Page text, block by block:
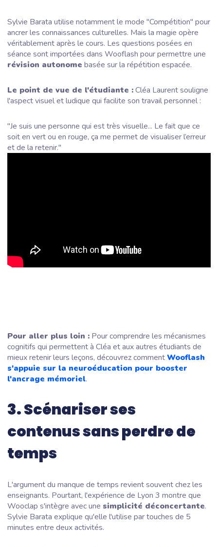
Sylvie Barata utilise notamment le mode "Compétition" pour
ancrer les connaissances culturelles. Mais la magie opère
véritablement après le cours. Les questions posées en
séance sont importées dans Wooflash pour permettre une
révision autonome basée sur la répétition espacée.
Le point de vue de l'étudiante :Cléa Laurent souligne
l'aspect visuel et ludique qui facilite son travail personnel :
"Je suis une personne qui est très visuelle... Le fait que ce
soit en vert ou en rouge, ça me permet de visualiser l’erreur
et de la retenir."
Pour aller plus loin : Pour comprendre les mécanismes
cognitifs qui permettent à Cléa et aux autres étudiants de
mieux retenir leurs leçons, découvrez commentWooflash
s'appuie sur la neuroéducation pour booster
l'ancrage mémoriel.
3. Scénariser ses
contenus sans perdre de
temps
L'argument du manque de temps revient souvent chez les
enseignants. Pourtant, l'expérience de Lyon 3 montre que
Wooclap s'intègre avec une simplicité déconcertante.
Sylvie Barata explique qu'elle l'utilise par touches de 5
minutes entre deux activités.